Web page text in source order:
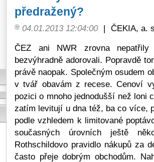
předražený?
04.01.2013 12:04:00 | ČEKIA, a.
ČEZ ani NWR zrovna
bezvýhradně adorovali. Popravdě
právě naopak. Společným osudem
v tvář obavám z recese. Cenoví
pozici o mnoho jednodušší než loni
zatím levitují u dna též, ba co více,
podle vzhledem k limitované
současných úrovních ještě
Rothschildovo pravidlo nákupů za
často přeje dobrým obchodům.